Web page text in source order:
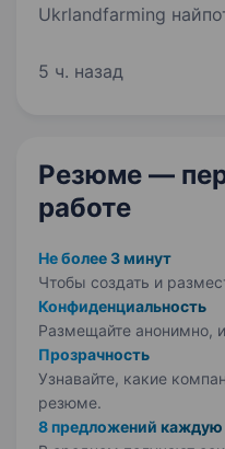
Ukrlandfarming
5 ч. назад
Резюме —
работе
Не более 3 минут
Чтобы создать и
Конфиденциальность
Размещайте анонимно,
Прозрачность
Узнавайте, какие
резюме.
8 предложений каждую